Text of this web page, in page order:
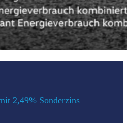
2,49% Sonderzins